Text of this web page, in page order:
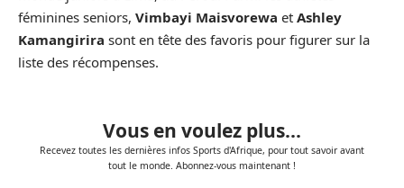
féminines seniors, Vimbayi Maisvorewa et Ashley
Kamangirira sont en tête des favoris pour figurer sur la
liste des récompenses.
Vous en voulez plus...
Recevez toutes les dernières infos Sports d'Afrique, pour tout savoir avant
tout le monde. Abonnez-vous maintenant !